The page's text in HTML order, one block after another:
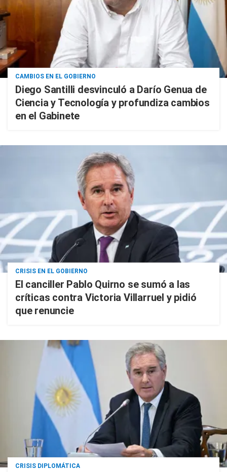
CAMBIOS EN EL GOBIERNO
Diego Santilli desvinculó a Darío Genua de
Ciencia y Tecnología y profundiza cambios
en el Gabinete
CRISIS EN EL GOBIERNO
El canciller Pablo Quirno se sumó a las
críticas contra Victoria Villarruel y pidió
que renuncie
CRISIS DIPLOMÁTICA